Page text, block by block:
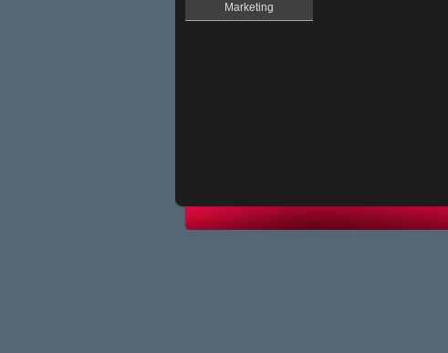
Marketing